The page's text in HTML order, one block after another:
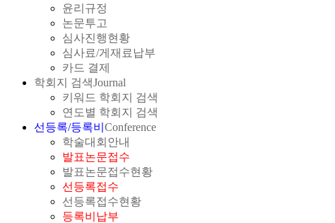
윤리규정
논문투고
심사진행현황
심사료/게재료납부
카드 결제
학회지 검색Journal
키워드 학회지 검색
연도별 학회지 검색
선등록/등록비 Conference
학술대회안내
발표논문접수
발표논문접수현황
선등록접수
선등록접수현황
등록비납부